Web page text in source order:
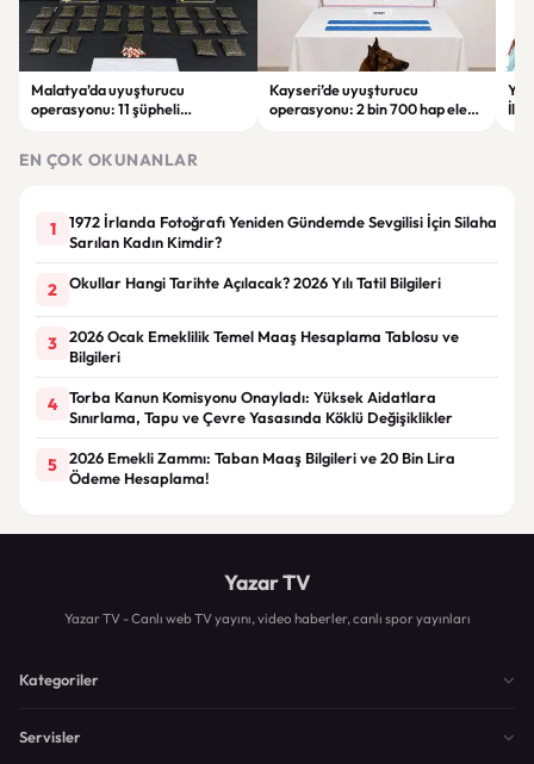
Malatya’da uyuşturucu
operasyonu: 11 şüpheli
Kayseri’de uyuşturucu
operasyonu: 2 bin 700 hap ele
EN ÇOK OKUNANLAR
1
1972 İrlanda Fotoğrafı Yeniden Gündemde Sevgilisi İçin Silaha
Sarılan Kadın Kimdir?
2 Okullar Hangi Tarihte Açılacak? 2026 Yılı Tatil Bilgileri
3
2026 Ocak Emeklilik Temel Maaş Hesaplama Tablosu ve
Bilgileri
4
Torba Kanun Komisyonu Onayladı: Yüksek Aidatlara
Sınırlama, Tapu ve Çevre Yasasında Köklü Değişiklikler
5
2026 Emekli Zammı: Taban Maaş Bilgileri ve 20 Bin Lira
Ödeme Hesaplama!
Yazar TV
Yazar TV - Canlı web TV yayını, video haberler, canlı spor yayınları
Kategoriler
Servisler